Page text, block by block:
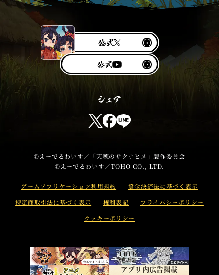
公
式
X
公
式
Y
o
T
u
b
T
t
t
r
s
h
e
F
e
b
o
k
s
r
e
L
E
s
h
r
e
©えーでるわいす／「天穂のサクナヒメ」製作委員会
©えーでるわいす／TOHO CO., LTD.
ゲームアプリケーション利用規約
資金決済法に基づく表示
特定商取引法に基づく表示
権利表記
プライバシーポリシー
クッキーポリシー